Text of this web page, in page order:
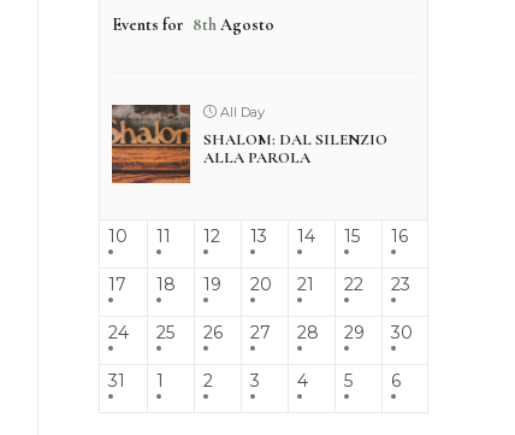
Events for 8thAgosto
All Day
SHALOM: DAL SILENZIO
ALLA PAROLA
10 11 12 13 14 15 16
17 18 19 20 21 22 23
24 25 26 27 28 29 30
31 1 2 3 4 5 6